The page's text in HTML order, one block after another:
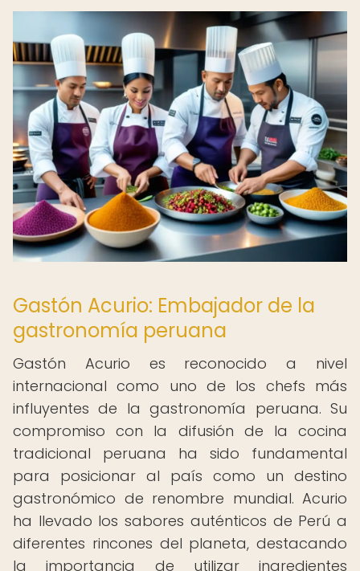
Gastón Acurio: Embajador de la
gastronomía peruana
Gastón Acurio es reconocido a nivel
internacional como uno de los chefs más
influyentes de la gastronomía peruana. Su
compromiso con la difusión de la cocina
tradicional peruana ha sido fundamental
para posicionar al país como un destino
gastronómico de renombre mundial. Acurio
ha llevado los sabores auténticos de Perú a
diferentes rincones del planeta, destacando
la importancia de utilizar ingredientes